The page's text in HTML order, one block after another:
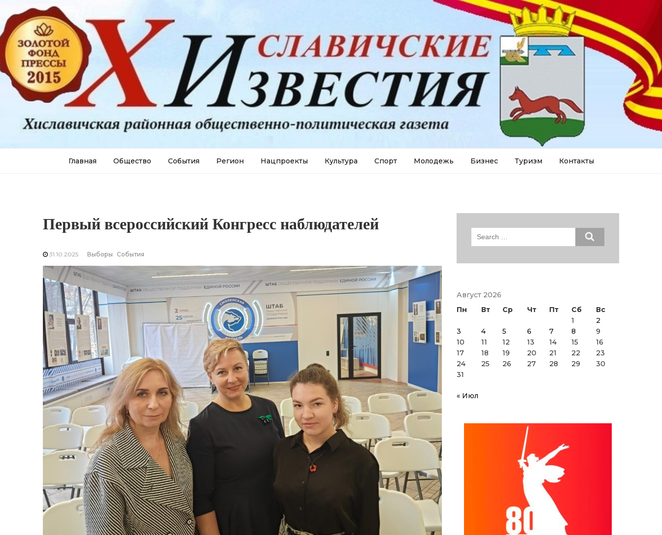
Главная Общество События Регион Нацпроекты Культура Спорт Молодежь Бизнес Туризм Контакты
Первый всероссийский Конгресс наблюдателей
31.10.2025 Выборы События
Search
Август 2026
Пн
Вт Ср Чт Пт Сб
Вс
1
2
3
4 5 6 7 8
9
10
11 12 13 14 15
16
17
18 19 20 21 22
23
24
25 26 27 28 29
30
31
« Июл